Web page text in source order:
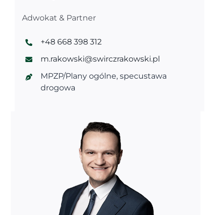
Adwokat & Partner
+48 668 398 312
m.rakowski@swirczrakowski.pl
MPZP/Plany ogólne, specustawa
drogowa